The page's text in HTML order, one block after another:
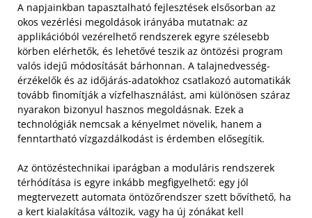
A napjainkban tapasztalható fejlesztések elsősorban az
okos vezérlési megoldások irányába mutatnak: az
applikációból vezérelhető rendszerek egyre szélesebb
körben elérhetők, és lehetővé teszik az öntözési program
valós idejű módosítását bárhonnan. A talajnedvesség-
érzékelők és az időjárás-adatokhoz csatlakozó automatikák
tovább finomítják a vízfelhasználást, ami különösen száraz
nyarakon bizonyul hasznos megoldásnak. Ezek a
technológiák nemcsak a kényelmet növelik, hanem a
fenntartható vízgazdálkodást is érdemben elősegítik.
Az öntözéstechnikai iparágban a moduláris rendszerek
térhódítása is egyre inkább megfigyelhető: egy jól
megtervezett automata öntözőrendszer szett bővíthető, ha
a kert kialakítása változik, vagy ha új zónákat kell